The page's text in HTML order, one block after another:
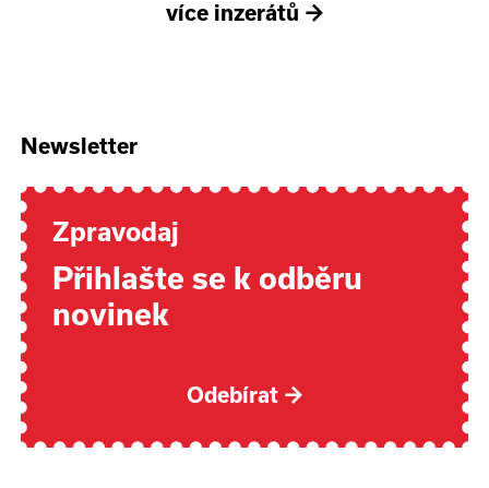
více inzerátů →
Newsletter
Zpravodaj
Přihlašte se k odběru
novinek
Odebírat →